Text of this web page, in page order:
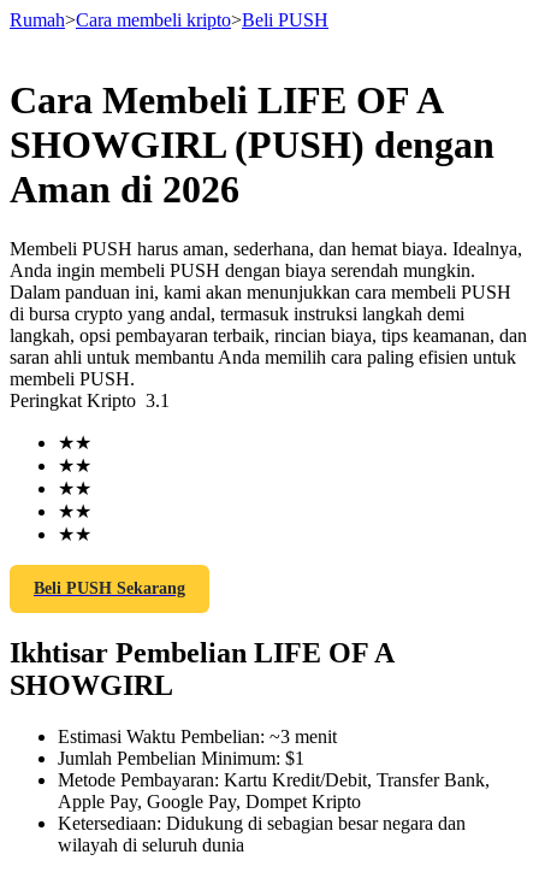
Berjangka
USDT Berjangka
Kontrak berjangka menggunakan USDT sebagai jaminannya
COIN-M Berjangka
Mata Uang Kripto Berjangka
TradFi
Derivatif saham, forex, logam mulia, dan komoditas
Rumah>Cara membeli kripto>Beli PUSH
Cara Membeli LIFE OF A
SHOWGIRL (PUSH) dengan
Aman di 2026
Membeli PUSH harus aman, sederhana, dan hemat biaya. Idealnya,
Anda ingin membeli PUSH dengan biaya serendah mungkin.
Dalam panduan ini, kami akan menunjukkan cara membeli PUSH
di bursa crypto yang andal, termasuk instruksi langkah demi
langkah, opsi pembayaran terbaik, rincian biaya, tips keamanan, dan
saran ahli untuk membantu Anda memilih cara paling efisien untuk
membeli PUSH.
Peringkat Kripto 3.1
★★
★★
★★
★★
★★
Beli PUSH Sekarang
Ikhtisar Pembelian LIFE OF A
SHOWGIRL
Estimasi Waktu Pembelian: ~3 menit
Jumlah Pembelian Minimum: $1
Metode Pembayaran: Kartu Kredit/Debit, Transfer Bank,
Apple Pay, Google Pay, Dompet Kripto
Ketersediaan: Didukung di sebagian besar negara dan
wilayah di seluruh dunia